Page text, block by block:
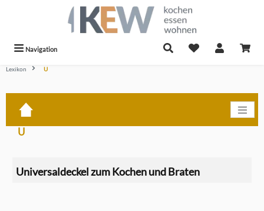
Navigation
Lexikon U
U
Universaldeckel zum Kochen und Braten